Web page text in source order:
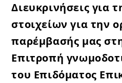
Διευκρινήσεις για
στοιχείων για την
παρέμβασής μας
Επιτροπή
του Επιδόματος